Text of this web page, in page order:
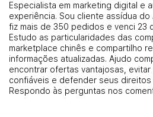
Especialista em marketing digital e
experiência. Sou cliente assídua do
fiz mais de 350 pedidos e venci 23
Estudo as particularidades das
marketplace chinês e compartilho
informações atualizadas. Ajudo
encontrar ofertas vantajosas,
confiáveis e defender seus direitos
Respondo às perguntas nos